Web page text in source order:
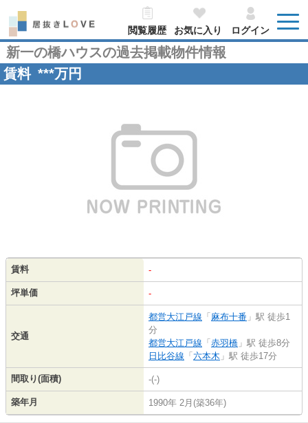
閲覧履歴 お気に入り ログイン
新一の橋ハウスの過去掲載物件情報
賃料 ***万円
賃料 -
坪単価 -
交通
都営大江戸線 「 麻布十番 」駅 徒歩1
分
都営大江戸線 「 赤羽橋 」駅 徒歩8分
日比谷線 「 六本木 」駅 徒歩17分
間取り(面積) -(-)
築年月 1990年 2月(築36年)